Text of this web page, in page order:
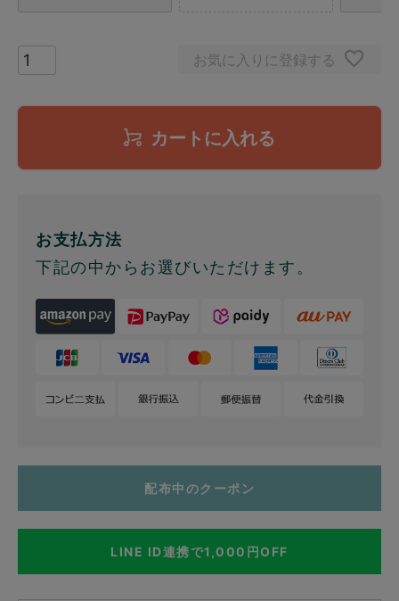
お気に入りに登録する
カートに入れる
お支払方法
下記の中からお選びいただけます。
配布中のクーポン
LINE ID連携で1,000円OFF